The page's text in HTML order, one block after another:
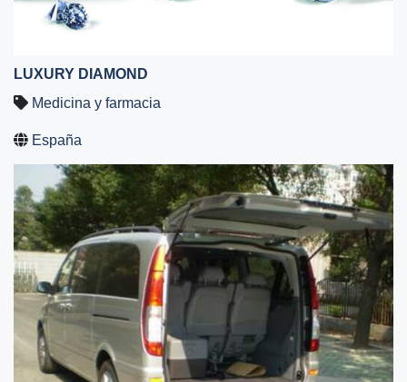
LUXURY DIAMOND
Medicina y farmacia
España